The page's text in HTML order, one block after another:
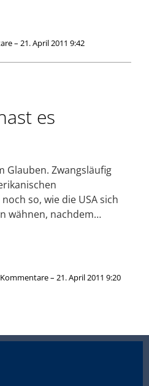
– 21. April 2011 9:42
es
Glauben. Zwangsläufig
so, wie die USA sich
wähnen, nachdem…
Kommentare – 21. April 2011 9:20